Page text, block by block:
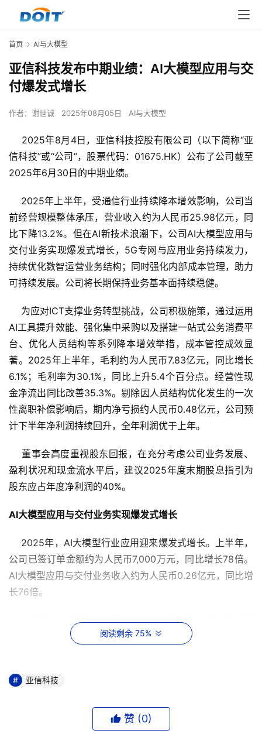
首页 AI与大模型
亚信科技发布中期业绩：AI大模型应用与交
付爆发式增长
作者： 谢世诚 2025年08月05日 AI与大模型
信科技”或“公司”，股票代码：01675.HK）公布了公司截至
2025年6月30日的中期业绩。
前经营规模整体承压，营业收入约为人民币25.98亿元，同
比下降13.2%。但在AI新技术浪潮下，公司AI大模型应用与
交付业务实现爆发式增长，5G专网与应用业务持续发力，
持续优化数智运营业务结构；同时强化内部成本管理，助力
可持续发展。公司将长期保持业务基本面持续稳健。
AI工具提升效能、强化集中采购以及搭建一站式公务消费平
台、优化人员结构等系列降本增效举措，成本管控成效显
著。2025年上半年，毛利约为人民币7.83亿元，同比增长
6.1%；毛利率为30.1%，同比上升5.4个百分点。经营性现
金净流出同比改善35.3%。剔除因人员结构优化发生的一次
性离职补偿影响后，期内净亏损约人民币0.48亿元，公司预
计下半年净利润持续回升，全年利润优于上年。
盈利状况和现金流水平后，建议2025年度末期股息指引为
股东应占年度净利润的40%。
AI大模型应用与交付业务实现爆发式增长
公司已签订单金额约为人民币7,000万元，同比增长78倍。
AI大模型应用与交付业务收入约为人民币0.26亿元，同比增
长76倍。
公司的合作，构建了覆盖能源电力、工业制造、交通运输、
计共同建设近百个项目，打造出众多大模型交付标杆案例，
5G专网与应用业务持续发力
阅读剩余 75%
亚信科技
赞 (0)